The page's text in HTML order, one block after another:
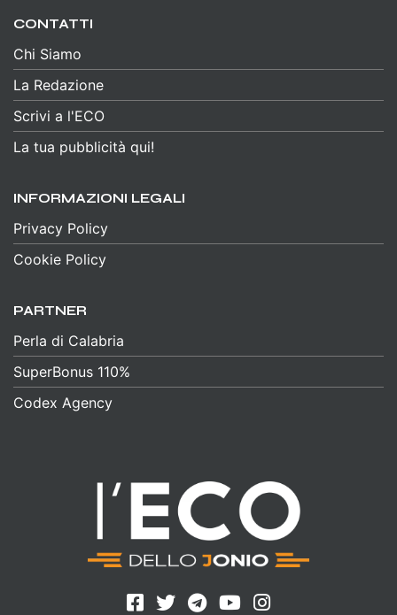
CONTATTI
Chi Siamo
La Redazione
Scrivi a l'ECO
La tua pubblicità qui!
INFORMAZIONI LEGALI
Privacy Policy
Cookie Policy
PARTNER
Perla di Calabria
SuperBonus 110%
Codex Agency